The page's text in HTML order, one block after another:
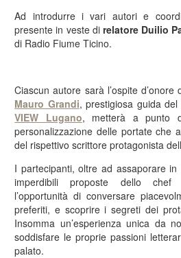
Ad introdurre i vari autori e
presente in veste di relatore Duilio
di Radio Fiume Ticino.
Ciascun autore sarà l’ospite
Mauro Grandi, prestigiosa guida del
VIEW Lugano, metterà a punto
personalizzazione delle portate che
del rispettivo scrittore protagonista
I partecipanti, oltre ad assaporare in
imperdibili proposte dello chef
l’opportunità di conversare
preferiti, e scoprire i segreti dei
Insomma un’esperienza unica da
soddisfare le proprie passioni
palato.